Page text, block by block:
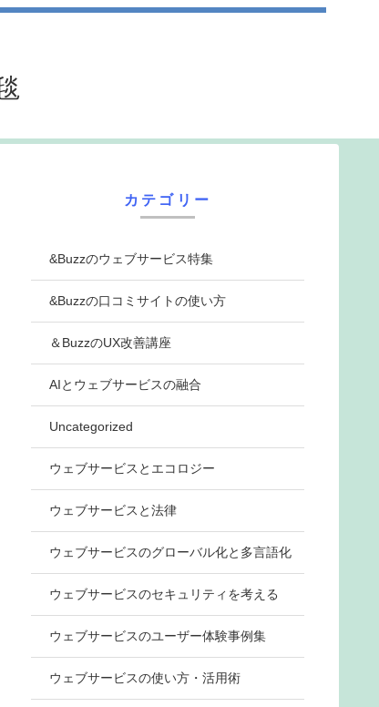
カテゴリー
&Buzzのウェブサービス特集
&Buzzの口コミサイトの使い方
＆BuzzのUX改善講座
AIとウェブサービスの融合
Uncategorized
ウェブサービスとエコロジー
ウェブサービスと法律
ウェブサービスのグローバル化と多言語化
ウェブサービスのセキュリティを考える
ウェブサービスのユーザー体験事例集
ウェブサービスの使い方・活用術